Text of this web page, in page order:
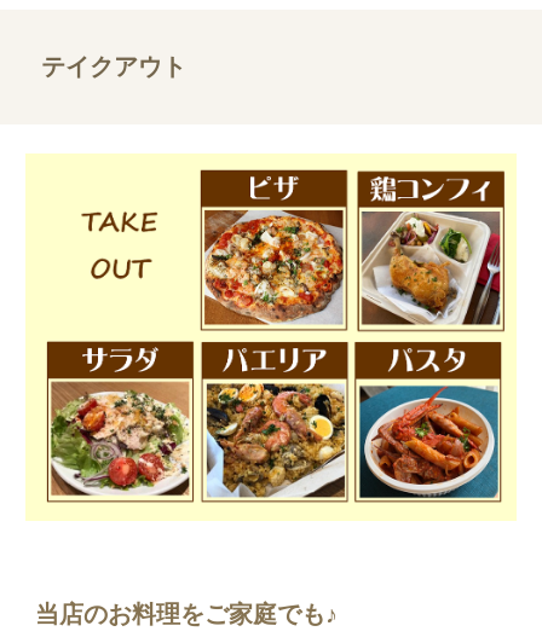
テイクアウト
当店のお料理をご家庭でも♪